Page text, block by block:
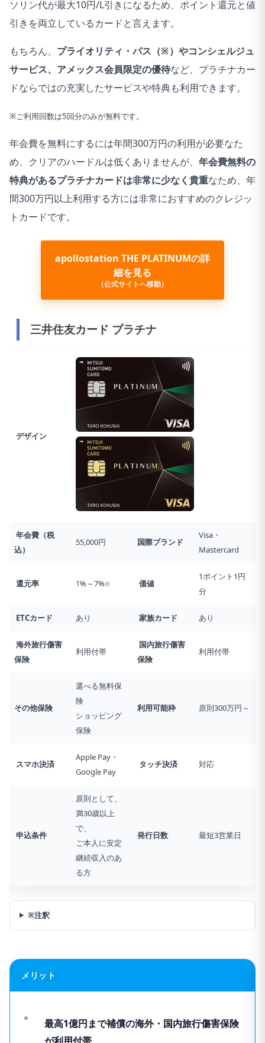
ソリン代が最大10円/L引きになるため、ポイント還元と値
引きを両立しているカードと言えます。
もちろん、 プライオリティ・パス（※）やコンシェルジュ
サービス、アメックス会員限定の優待など、プラチナカー
ドならではの充実したサービスや特典も利用できます。
※ご利用回数は5回分のみが無料です。
年会費を無料にするには年間300万円の利用が必要なた
め、クリアのハードルは低くありませんが、 年会費無料の
特典があるプラチナカードは非常に少なく貴重なため、年
間300万円以上利用する方には非常におすすめのクレジッ
トカードです。
apollostation THE PLATINUMの詳
細を見る
（公式サイトへ移動）
三井住友カード プラチナ
デザイン
年会費（税
込）
55,000円 国際ブランド
Visa・
Mastercard
還元率 1%～7%※ 価値
1ポイント1円
分
ETCカード あり 家族カード あり
海外旅行傷害
保険
利用付帯
国内旅行傷害
保険
利用付帯
その他保険
選べる無料保
険
ショッピング
保険
利用可能枠 原則300万円～
スマホ決済
Apple Pay・
Google Pay
タッチ決済 対応
申込条件
原則として、
満30歳以上
で、
ご本人に安定
継続収入のあ
る方
発行日数 最短3営業日
※注釈
メリット
最高1億円まで補償の海外・国内旅行傷害保険